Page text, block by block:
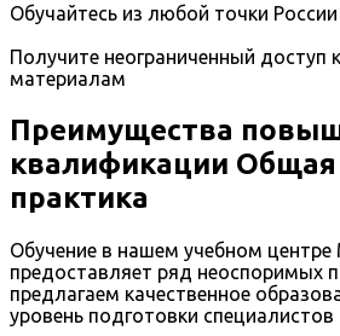
Обучайтесь из любой точки России
Получите неограниченный доступ
материалам
Преимущества
квалификации Общая
практика
Обучение в нашем учебном
предоставляет ряд неоспоримых
предлагаем качественное
уровень подготовки